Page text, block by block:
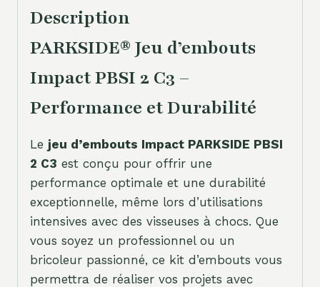
Description
PARKSIDE® Jeu d’embouts
Impact PBSI 2 C3 –
Performance et Durabilité
Le jeu d’embouts Impact PARKSIDE PBSI
2 C3 est conçu pour offrir une
performance optimale et une durabilité
exceptionnelle, même lors d’utilisations
intensives avec des visseuses à chocs. Que
vous soyez un professionnel ou un
bricoleur passionné, ce kit d’embouts vous
permettra de réaliser vos projets avec